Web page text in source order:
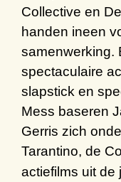
Collective en
handen ineen
samenwerking.
spectaculaire
slapstick en
Mess baseren
Gerris zich
Tarantino, de
actiefilms uit de